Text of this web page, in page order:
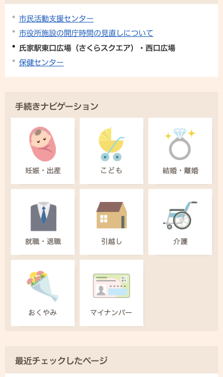
市民活動支援センター
市役所施設の開庁時間の見直しについて
氏家駅東口広場（さくらスクエア）・西口広場
保健センター
手続きナビゲーション
最近チェックしたページ